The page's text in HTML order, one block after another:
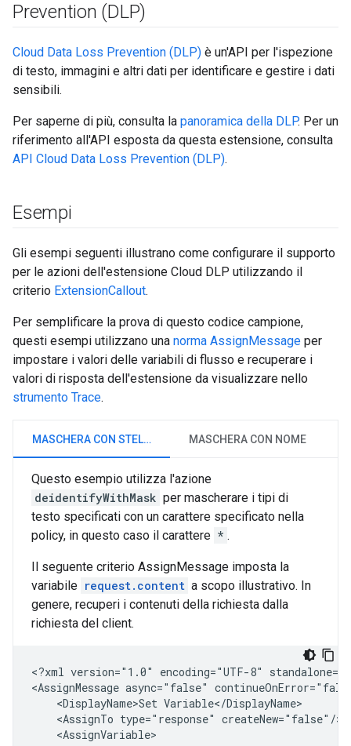
Prevention (DLP)
Cloud Data Loss Prevention (DLP) è un'API per l'ispezione
di testo, immagini e altri dati per identificare e gestire i dati
sensibili.
Per saperne di più, consulta la panoramica della DLP. Per un
riferimento all'API esposta da questa estensione, consulta
API Cloud Data Loss Prevention (DLP).
Esempi
Gli esempi seguenti illustrano come configurare il supporto
per le azioni dell'estensione Cloud DLP utilizzando il
criterio ExtensionCallout.
Per semplificare la prova di questo codice campione,
questi esempi utilizzano una norma AssignMessage per
impostare i valori delle variabili di flusso e recuperare i
valori di risposta dell'estensione da visualizzare nello
strumento Trace.
MASCHERA CON STELLE MASCHERA CON NOME
Questo esempio utilizza l'azione
deidentifyWithMask per mascherare i tipi di
testo specificati con un carattere specificato nella
policy, in questo caso il carattere * .
Il seguente criterio AssignMessage imposta la
variabile request.content a scopo illustrativo. In
genere, recuperi i contenuti della richiesta dalla
richiesta del client.
<?xml version="1.0" encoding="UTF-8"
<AssignMessage async="false"
<DisplayName>Set
<AssignTo type="response"